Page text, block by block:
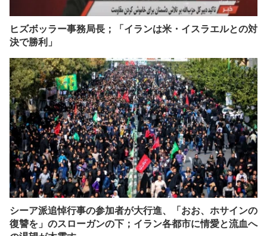
ヒズボッラー事務局長；「イランは米・イスラエルとの対
決で勝利」
シーア派追悼行事の参加者が大行進、「おお、ホサインの
復讐を」のスローガンの下；イラン各都市に情愛と流血へ